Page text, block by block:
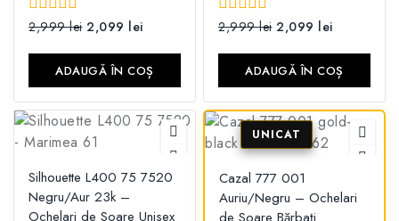
0
5
2,999lei 2,099 lei
ADAUGĂ ÎN COȘ
0
5
2,999lei 2,099 lei
ADAUGĂ ÎN COȘ
Silhouette L400 75 7520
Negru/Aur 23k –
Ochelari de Soare Unisex
Cazal 777 001
Auriu/Negru – Ochelari